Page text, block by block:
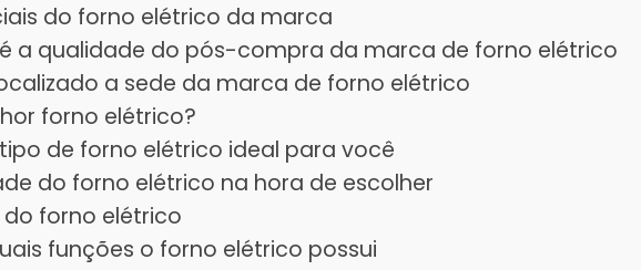
do forno elétrico da marca
a qualidade do pós-compra da marca de forno elétrico
a sede da marca de forno elétrico
forno elétrico?
de forno elétrico ideal para você
do forno elétrico na hora de escolher
forno elétrico
funções o forno elétrico possui